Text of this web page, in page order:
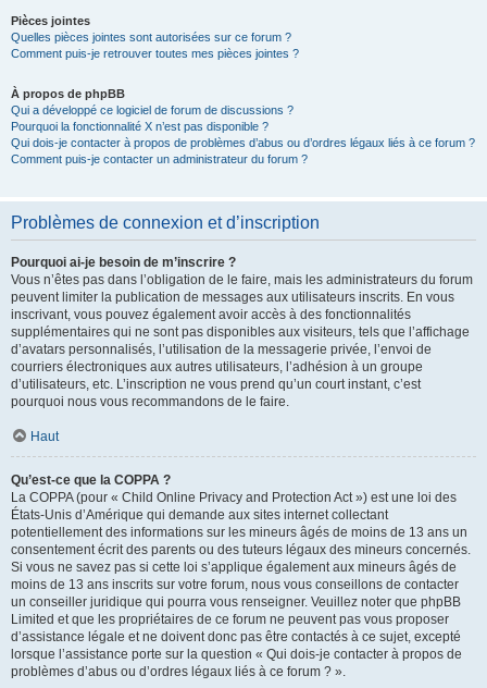
Pièces jointes
Quelles pièces jointes sont autorisées sur ce forum ?
Comment puis-je retrouver toutes mes pièces jointes ?
À propos de phpBB
Qui a développé ce logiciel de forum de discussions ?
Pourquoi la fonctionnalité X n’est pas disponible ?
Qui dois-je contacter à propos de problèmes d’abus ou d’ordres légaux liés à ce forum ?
Comment puis-je contacter un administrateur du forum ?
Problèmes de connexion et d’inscription
Pourquoi ai-je besoin de m’inscrire ?
Vous n’êtes pas dans l’obligation de le faire, mais les administrateurs du forum
peuvent limiter la publication de messages aux utilisateurs inscrits. En vous
inscrivant, vous pouvez également avoir accès à des fonctionnalités
supplémentaires qui ne sont pas disponibles aux visiteurs, tels que l’affichage
d’avatars personnalisés, l’utilisation de la messagerie privée, l’envoi de
courriers électroniques aux autres utilisateurs, l’adhésion à un groupe
d’utilisateurs, etc. L’inscription ne vous prend qu’un court instant, c’est
pourquoi nous vous recommandons de le faire.
Haut
Qu’est-ce que la COPPA ?
La COPPA (pour « Child Online Privacy and Protection Act ») est une loi des
États-Unis d’Amérique qui demande aux sites internet collectant
potentiellement des informations sur les mineurs âgés de moins de 13 ans un
consentement écrit des parents ou des tuteurs légaux des mineurs concernés.
Si vous ne savez pas si cette loi s’applique également aux mineurs âgés de
moins de 13 ans inscrits sur votre forum, nous vous conseillons de contacter
un conseiller juridique qui pourra vous renseigner. Veuillez noter que phpBB
Limited et que les propriétaires de ce forum ne peuvent pas vous proposer
d’assistance légale et ne doivent donc pas être contactés à ce sujet, excepté
lorsque l’assistance porte sur la question « Qui dois-je contacter à propos de
problèmes d’abus ou d’ordres légaux liés à ce forum ? ».